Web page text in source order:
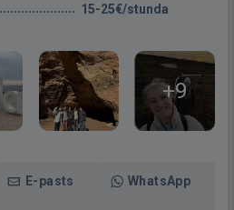
15-25€/stunda
+9
E-pasts WhatsApp